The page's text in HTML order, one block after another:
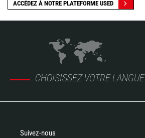
ACCÉDEZ À NOTRE PLATEFORME USED
CHOISISSEZ VOTRE LANGUE
Suivez-nous